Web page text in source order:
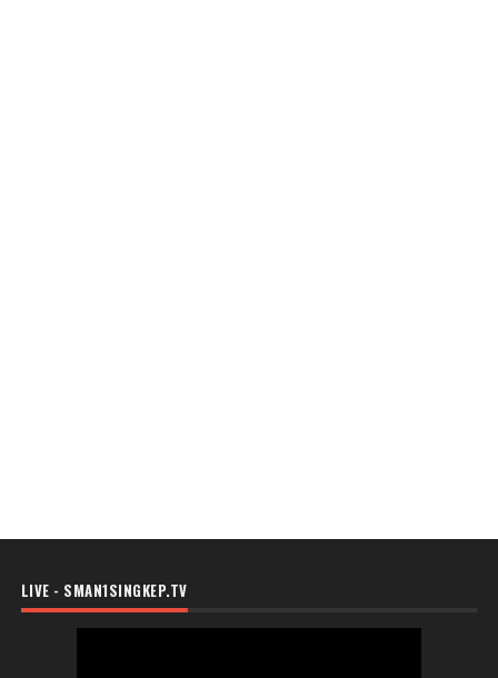
LIVE - SMAN1SINGKEP.TV